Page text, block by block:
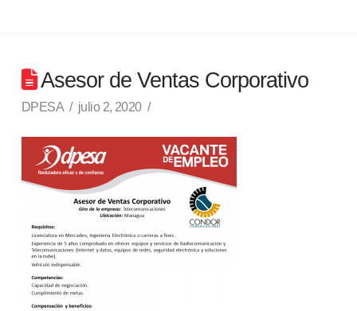
Asesor de Ventas Corporativo
DPESA julio 2, 2020